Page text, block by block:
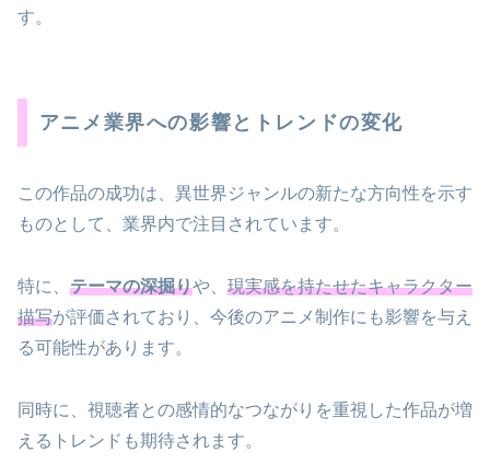
す。
アニメ業界への影響とトレンドの変化
この作品の成功は、異世界ジャンルの新たな方向性を示す
ものとして、業界内で注目されています。
特に、 テーマの深掘りや、 現実感を持たせたキャラクター
描写が評価されており、今後のアニメ制作にも影響を与え
る可能性があります。
同時に、視聴者との感情的なつながりを重視した作品が増
えるトレンドも期待されます。